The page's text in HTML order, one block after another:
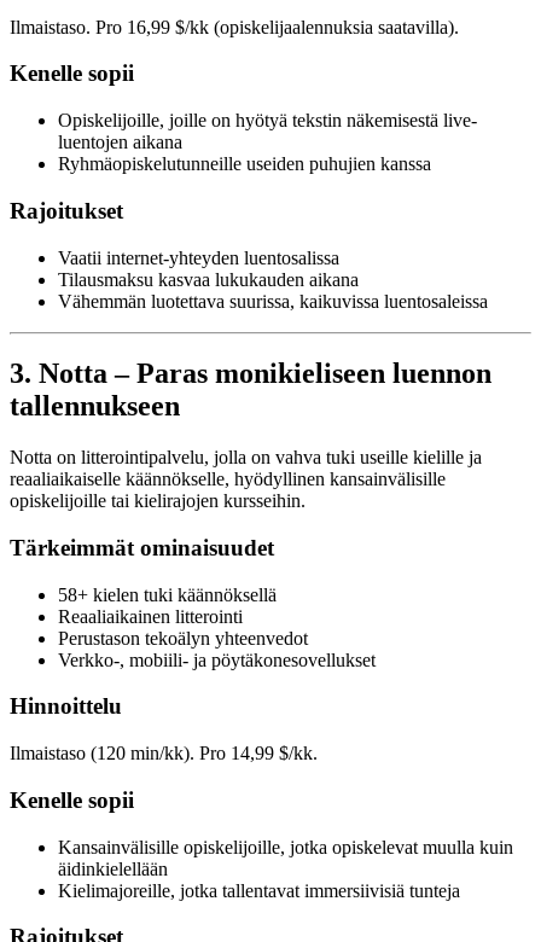
Ilmaistaso. Pro 16,99 $/kk (opiskelijaalennuksia saatavilla).
Kenelle sopii
Opiskelijoille, joille on hyötyä tekstin näkemisestä live-
luentojen aikana
Ryhmäopiskelutunneille useiden puhujien kanssa
Rajoitukset
Vaatii internet-yhteyden luentosalissa
Tilausmaksu kasvaa lukukauden aikana
Vähemmän luotettava suurissa, kaikuvissa luentosaleissa
3. Notta – Paras monikieliseen luennon
tallennukseen
Notta on litterointipalvelu, jolla on vahva tuki useille kielille ja
reaaliaikaiselle käännökselle, hyödyllinen kansainvälisille
opiskelijoille tai kielirajojen kursseihin.
Tärkeimmät ominaisuudet
58+ kielen tuki käännöksellä
Reaaliaikainen litterointi
Perustason tekoälyn yhteenvedot
Verkko-, mobiili- ja pöytäkonesovellukset
Hinnoittelu
Ilmaistaso (120 min/kk). Pro 14,99 $/kk.
Kenelle sopii
Kansainvälisille opiskelijoille, jotka opiskelevat muulla kuin
äidinkielellään
Kielimajoreille, jotka tallentavat immersiivisiä tunteja